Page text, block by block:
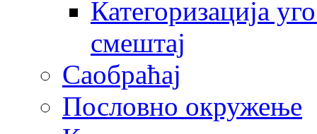
Категоризација
смештај
Саобраћај
Пословно окружење